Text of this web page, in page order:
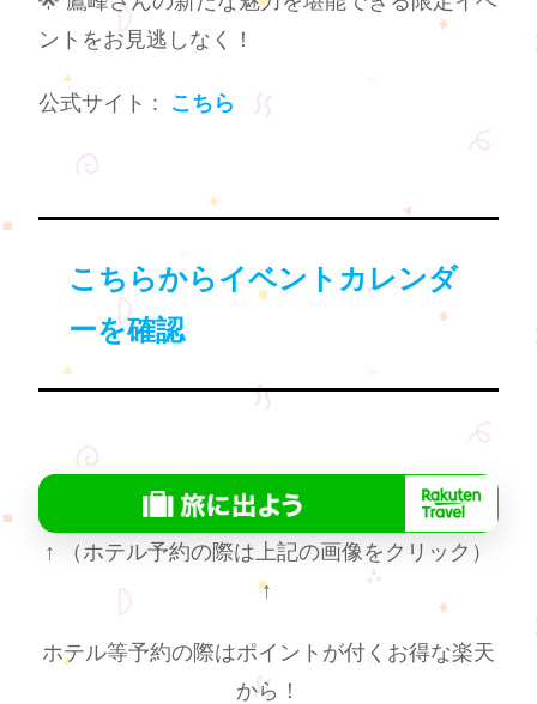
ントをお見逃しなく！
公式サイト : こちら
こちらからイベントカレンダ
ーを確認
↑ （ホテル予約の際は上記の画像をクリック）
↑
ホテル等予約の際はポイントが付くお得な楽天
から！